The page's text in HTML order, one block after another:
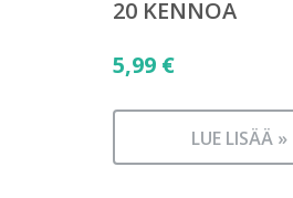
20 KENNOA
5,99 €
LUE LISÄÄ »